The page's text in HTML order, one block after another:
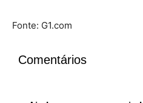
Fonte: G1.com
Comentários